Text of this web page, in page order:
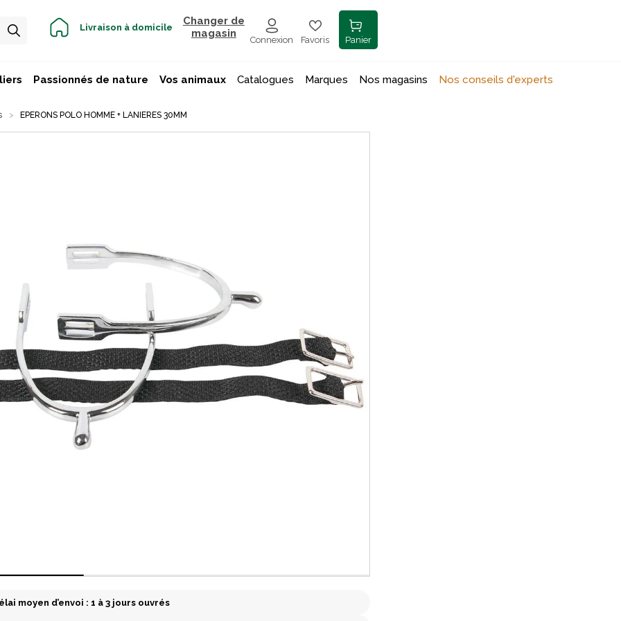
Livraison à domicile
Changer de
magasin
Connexion Favoris Panier
Passionnés de nature Vos animaux Catalogues Marques Nos magasins Nos conseils d'experts
EPERONS POLO HOMME + LANIERES 30MM
moyen d’envoi : 1 à 3 jours ouvrés